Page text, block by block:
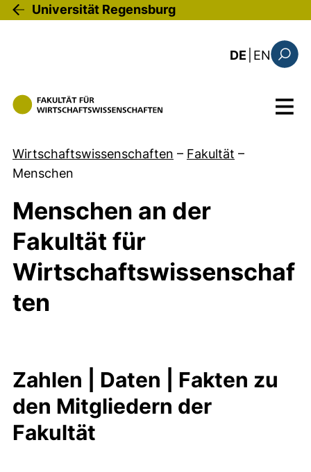
Direkt zum Inhalt
Universität Regensburg
DE EN: this
Menü
Wirtschaftswissenschaften – Fakultät –
Menschen
Menschen an der
Fakultät für
Wirtschaftswissenschaf
ten
Zahlen | Daten | Fakten zu
den Mitgliedern der
Fakultät